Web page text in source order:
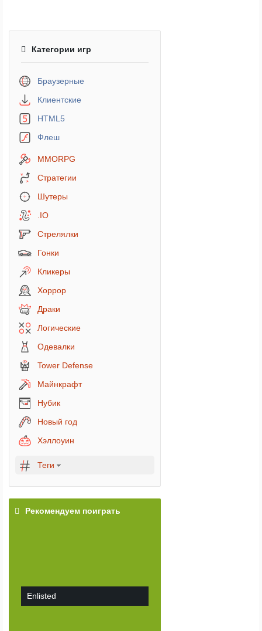
Категории игр
Браузерные
Клиентские
HTML5
Флеш
MMORPG
Стратегии
Шутеры
.IO
Стрелялки
Гонки
Кликеры
Хоррор
Драки
Логические
Одевалки
Tower Defense
Майнкрафт
Нубик
Новый год
Хэллоуин
Теги
Рекомендуем поиграть
Enlisted